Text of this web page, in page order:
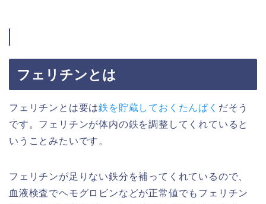
フェリチンとは
フェリチンとは要は鉄を貯蔵しておくたんぱく だそう
です。フェリチンが体内の鉄を調整してくれていると
いうことみたいです。
フェリチンが足りない鉄分を補ってくれているので、
血液検査でヘモグロビンなどが正常値でもフェリチン